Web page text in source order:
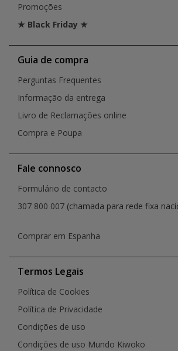
Promoções
★ Black Friday ★
Guia de compra
Perguntas Frequentes
Informação da entrega
Livro de Reclamações online
Compra e Poupa
Fale connosco
Formulário de contacto
307 800 007 (chamada para rede fixa
Comprar em Espanha
Termos Legais
Política de Cookies
Política de Privacidade
Condições de uso
Condições de uso Mundo Kiwoko